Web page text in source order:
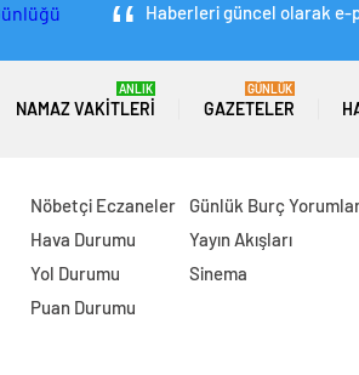
Haberleri güncel olarak e-
NAMAZ VAKITLERI
ANLIK
GAZETELER
GÜNLÜK
Nöbetçi Eczaneler
Hava Durumu
Yol Durumu
Puan Durumu
Günlük Burç
Yayın Akışları
Sinema